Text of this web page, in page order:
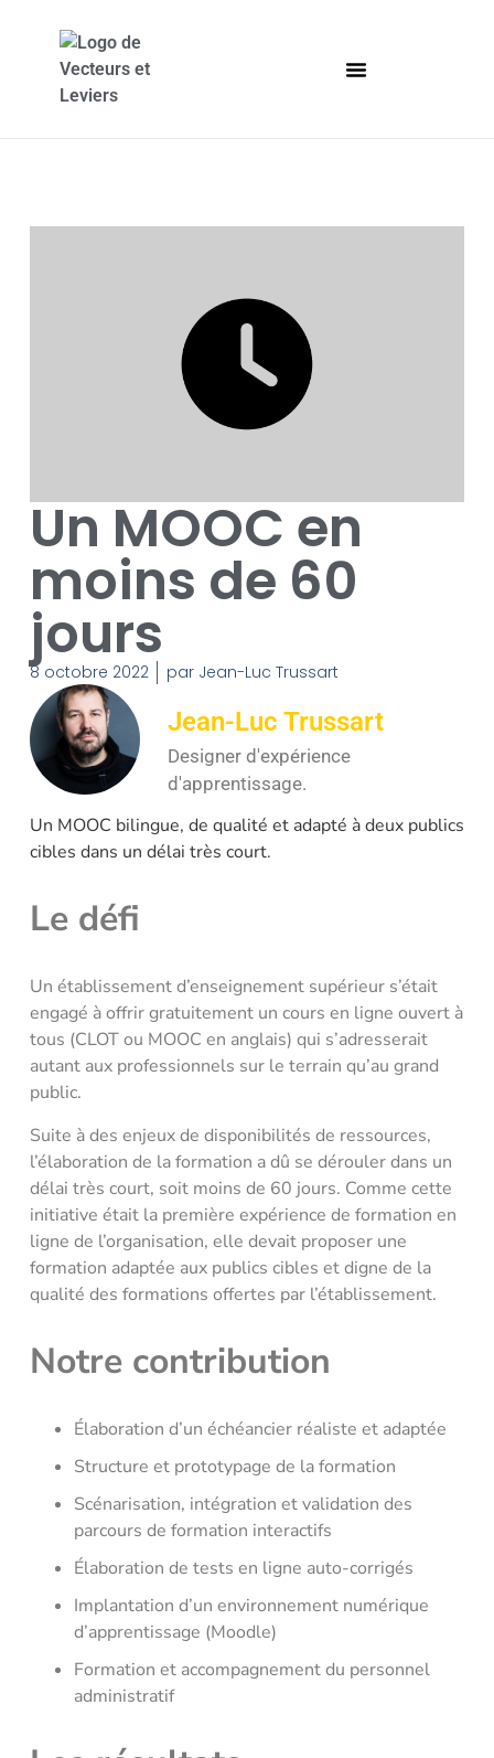
Un MOOC en
moins de 60
jours
8 octobre 2022 parJean-Luc Trussart
Jean-Luc Trussart
Designer d'expérience
d'apprentissage.
Un MOOC bilingue, de qualité et adapté à deux publics
cibles dans un délai très court.
Le défi
Un établissement d’enseignement supérieur s’était
engagé à offrir gratuitement un cours en ligne ouvert à
tous (CLOT ou MOOC en anglais) qui s’adresserait
autant aux professionnels sur le terrain qu’au grand
public.
Suite à des enjeux de disponibilités de ressources,
l’élaboration de la formation a dû se dérouler dans un
délai très court, soit moins de 60 jours. Comme cette
initiative était la première expérience de formation en
ligne de l’organisation, elle devait proposer une
formation adaptée aux publics cibles et digne de la
qualité des formations offertes par l’établissement.
Notre contribution
Élaboration d’un échéancier réaliste et adaptée
Structure et prototypage de la formation
Scénarisation, intégration et validation des
parcours de formation interactifs
Élaboration de tests en ligne auto-corrigés
Implantation d’un environnement numérique
d’apprentissage (Moodle)
Formation et accompagnement du personnel
administratif